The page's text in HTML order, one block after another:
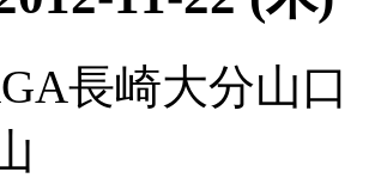
長崎大分山口